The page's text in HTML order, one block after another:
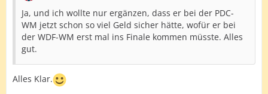
Ja, und ich wollte nur ergänzen, dass er bei der PDC-
WM jetzt schon so viel Geld sicher hätte, wofür er bei
der WDF-WM erst mal ins Finale kommen müsste. Alles
gut.
Alles Klar.